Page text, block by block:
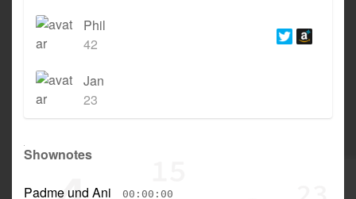
Phil
42
Jan
23
Shownotes
Padme und Ani 00:00:00